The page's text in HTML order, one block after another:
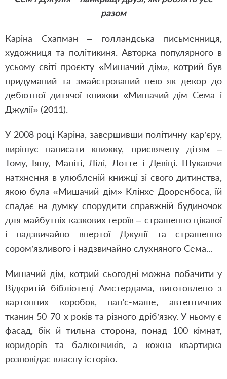
разом
Каріна Схапман – голландська письменниця,
художниця та політикиня. Авторка популярного в
усьому світі проєкту «Мишачий дім», котрий був
придуманий та змайстрований нею як декор до
дебютної дитячої книжки «Мишачий дім Сема і
Джулії» (2011).
У 2008 році Каріна, завершивши політичну кар’єру,
вирішує написати книжку, присвячену дітям –
Тому, Іяну, Маніті, Лілі, Лотте і Девіці. Шукаючи
натхнення в улюбленій книжці зі свого дитинства,
якою була «Мишачий дім» Клінхе Дооренбоса, їй
спадає на думку спорудити справжній будиночок
для майбутніх казкових героїв – страшенно цікавої
і надзвичайно впертої Джулії та страшенно
сором’язливого і надзвичайно слухняного Сема...
Мишачий дім, котрий сьогодні можна побачити у
Відкритій бібліотеці Амстердама, виготовлено з
картонних коробок, пап’є-маше, автентичних
тканин 50-70-х років та різного дріб’язку. У ньому є
фасад, бік й тильна сторона, понад 100 кімнат,
коридорів та балкончиків, а кожна квартирка
розповідає власну історію.